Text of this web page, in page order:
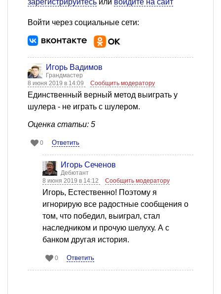
Войти через социальные сети:
Игорь Вадимов
Грандмастер
8 июня 2019 в 14:09
Сообщить модератору
Единственный верный метод выиграть у
шулера - не играть с шулером.
Оценка статьи: 5
0 Ответить
Игорь Сеченов
Дебютант
8 июня 2019 в 14:12
Сообщить модератору
Игорь, Естественно! Поэтому я
игнорирую все радостные сообщения о
том, что победил, выиграл, стал
наследником и прочую шелуху. А с
банком другая история.
0 Ответить